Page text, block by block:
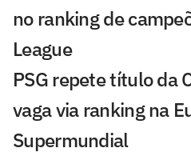
no ranking de
League
PSG repete título da
vaga via ranking na
Supermundial